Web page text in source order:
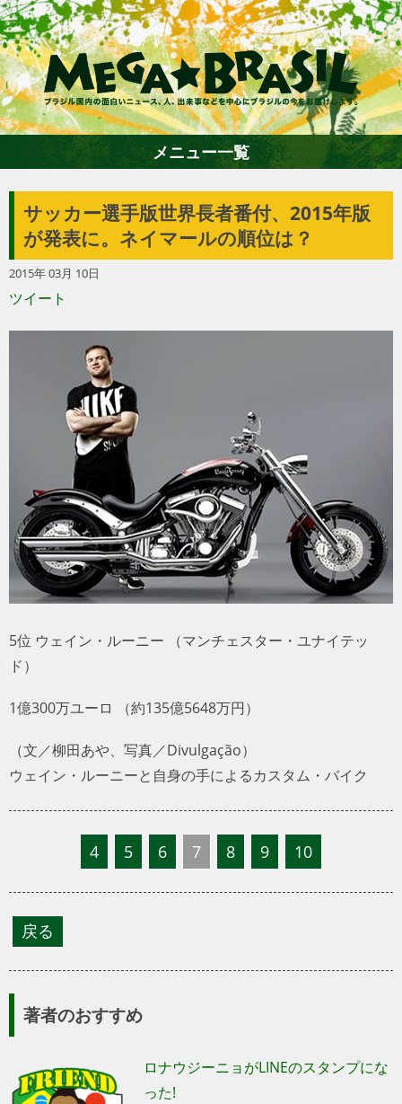
ホーム
エンターテイメント
サッカー
PEOPLE
ビジネス
メニュー一覧
サッカー選手版世界長者番付、2015年版
が発表に。ネイマールの順位は？
2015年 03月 10日
ツイート
5位 ウェイン・ルーニー （マンチェスター・ユナイテッ
ド）
1億300万ユーロ （約135億5648万円）
（文／柳田あや、写真／Divulgação）
ウェイン・ルーニーと自身の手によるカスタム・バイク
4 5 6 7 8 9 10
著者のおすすめ
ロナウジーニョがLINEのスタンプにな
った!